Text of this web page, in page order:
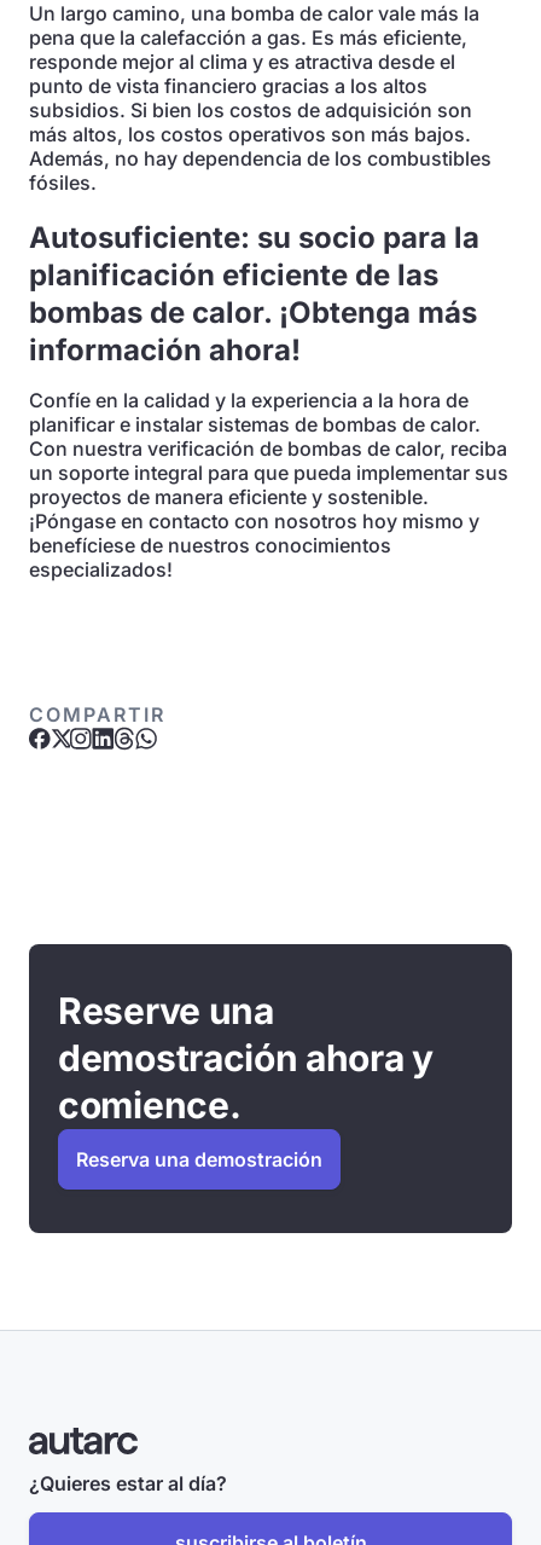
Un largo camino, una bomba de calor vale más la
pena que la calefacción a gas. Es más eficiente,
responde mejor al clima y es atractiva desde el
punto de vista financiero gracias a los altos
subsidios. Si bien los costos de adquisición son
más altos, los costos operativos son más bajos.
Además, no hay dependencia de los combustibles
fósiles.
Autosuficiente: su socio para la
planificación eficiente de las
bombas de calor. ¡Obtenga más
información ahora!
Confíe en la calidad y la experiencia a la hora de
planificar e instalar sistemas de bombas de calor.
Con nuestra verificación de bombas de calor, reciba
un soporte integral para que pueda implementar sus
proyectos de manera eficiente y sostenible.
¡Póngase en contacto con nosotros hoy mismo y
benefíciese de nuestros conocimientos
especializados!
COMPARTIR
Reserve una
demostración ahora y
comience.
Reserva una demostración
¿Quieres estar al día?